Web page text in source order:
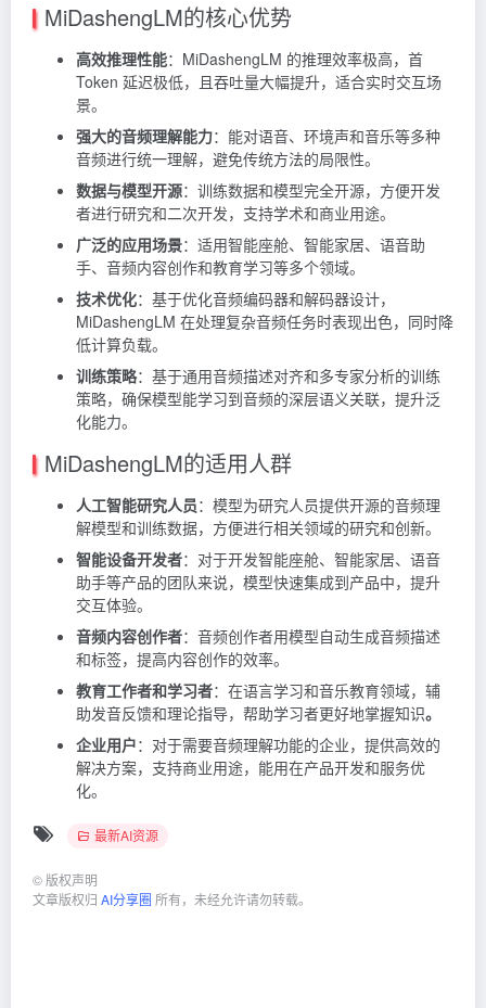
MiDashengLM的核心优势
高效推理性能：MiDashengLM 的推理效率极高，首
Token 延迟极低，且吞吐量大幅提升，适合实时交互场
景。
强大的音频理解能力：能对语音、环境声和音乐等多种
音频进行统一理解，避免传统方法的局限性。
数据与模型开源：训练数据和模型完全开源，方便开发
者进行研究和二次开发，支持学术和商业用途。
广泛的应用场景：适用智能座舱、智能家居、语音助
手、音频内容创作和教育学习等多个领域。
技术优化：基于优化音频编码器和解码器设计，
MiDashengLM 在处理复杂音频任务时表现出色，同时降
低计算负载。
训练策略：基于通用音频描述对齐和多专家分析的训练
策略，确保模型能学习到音频的深层语义关联，提升泛
化能力。
MiDashengLM的适用人群
人工智能研究人员：模型为研究人员提供开源的音频理
解模型和训练数据，方便进行相关领域的研究和创新。
智能设备开发者：对于开发智能座舱、智能家居、语音
助手等产品的团队来说，模型快速集成到产品中，提升
交互体验。
音频内容创作者：音频创作者用模型自动生成音频描述
和标签，提高内容创作的效率。
教育工作者和学习者：在语言学习和音乐教育领域，辅
助发音反馈和理论指导，帮助学习者更好地掌握知识。
企业用户：对于需要音频理解功能的企业，提供高效的
解决方案，支持商业用途，能用在产品开发和服务优
化。
最新AI资源
© 版权声明
文章版权归 AI分享圈 所有，未经允许请勿转载。